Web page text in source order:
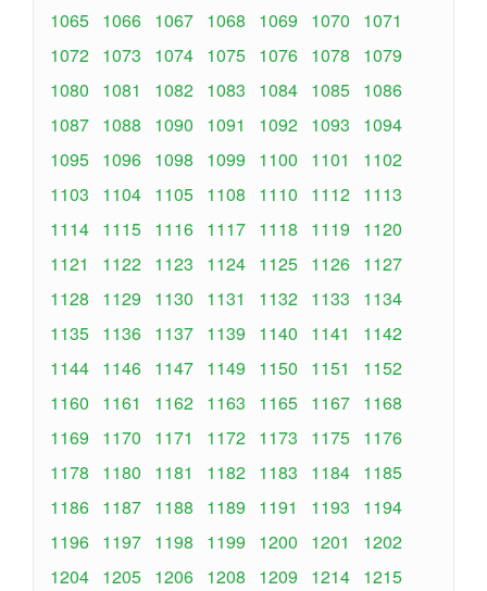
1065 1066 1067 1068 1069 1070
1071
1072 1073 1074 1075 1076 1078
1079
1080
1081 1082 1083 1084 1085 1086
1087 1088 1090 1091 1092 1093
1094
1095 1096 1098 1099 1100 1101
1102
1103
1104 1105 1108 1110 1112 1113
1114 1115 1116 1117 1118 1119
1120
1121
1122 1123 1124 1125 1126 1127
1128
1129 1130 1131 1132 1133
1134
1135 1136 1137 1139 1140 1141
1142
1144 1146 1147 1149 1150 1151
1152
1160
1161 1162 1163 1165 1167 1168
1169
1170 1171 1172 1173 1175 1176
1178
1180 1181 1182 1183 1184 1185
1186 1187 1188 1189 1191 1193
1194
1196 1197 1198 1199 1200 1201
1202
1204 1205 1206 1208 1209 1214 1215